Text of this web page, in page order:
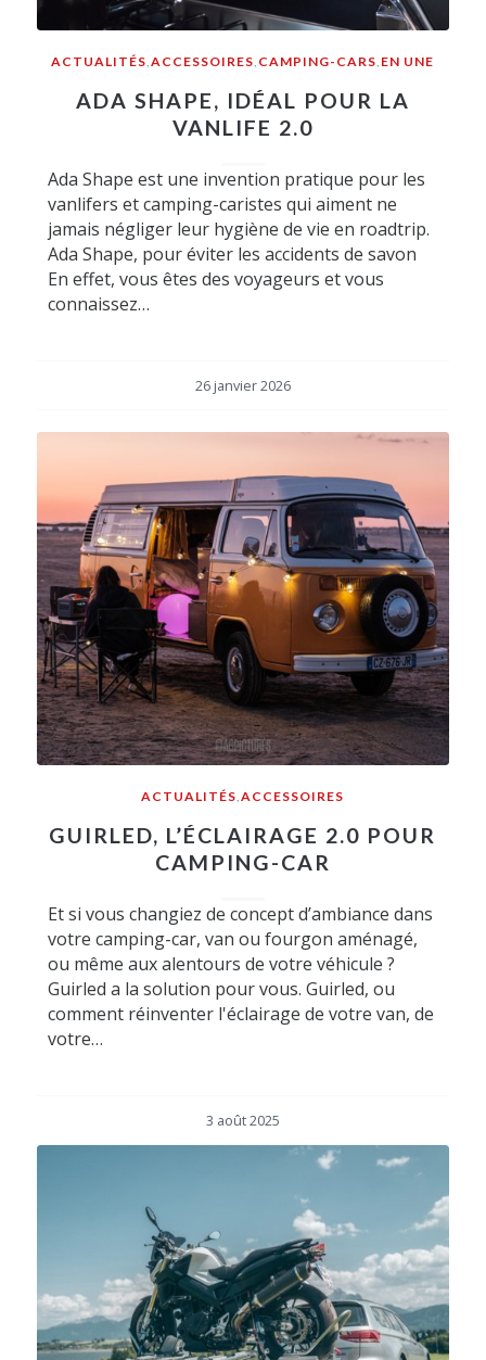
ACTUALITÉS ,ACCESSOIRES CAMPING-CARS EN UNE
ADA SHAPE, IDÉAL POUR LA
VANLIFE 2.0
Ada Shape est une invention pratique pour les
vanlifers et camping-caristes qui aiment ne
jamais négliger leur hygiène de vie en roadtrip.
Ada Shape, pour éviter les accidents de savon
En effet, vous êtes des voyageurs et vous
connaissez…
26 janvier 2026
ACTUALITÉS,ACCESSOIRES
GUIRLED, L’ÉCLAIRAGE 2.0 POUR
CAMPING-CAR
Et si vous changiez de concept d’ambiance dans
votre camping-car, van ou fourgon aménagé,
ou même aux alentours de votre véhicule ?
Guirled a la solution pour vous. Guirled, ou
comment réinventer l'éclairage de votre van, de
votre…
3 août 2025